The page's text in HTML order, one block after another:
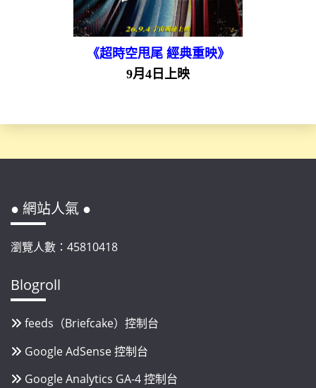
《超時空甩尾 經典重映》
9月4日上映
● 網站人氣 ●
瀏覽人數：45810418
Blogroll
feeds（Briefcake）控制台
Google AdSense 控制台
Google Analytics GA-4 控制台